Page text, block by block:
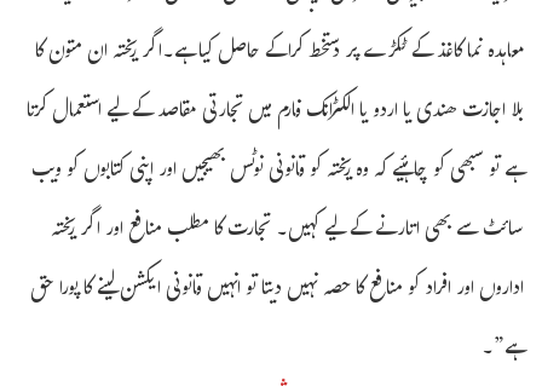
معاہدہ نما کاغذ کے ٹکڑے پر دستخط کراکے حاصل کیا ہے۔اگر ریختہ ان متون کا
بلا اجازت ھندی یا اردو یا الکٹرانک فارم میں تجارتی مقاصد کے لیے استعمال کرتا
ہے تو سبھی کو چاہئیے کہ وہ ریختہ کو قانونی نوٹس بھیجیں اور اپنی کتابوں کو ویب
سائٹ سے بھی اتارنے کے لیے کہیں۔ تجارت کا مطلب منافع اور اگر ریختہ
اداروں اور افراد کو منافع کا حصہ نہیں دیتا تو انہیں قانونی ایکشن لینے کا پورا حق
ہے”۔